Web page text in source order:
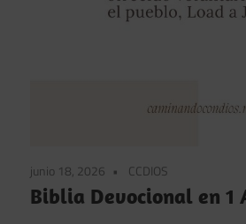
junio 18, 2026 CCDIOS
Biblia Devocional en 1